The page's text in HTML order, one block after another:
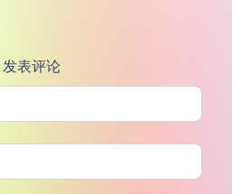
发表评论